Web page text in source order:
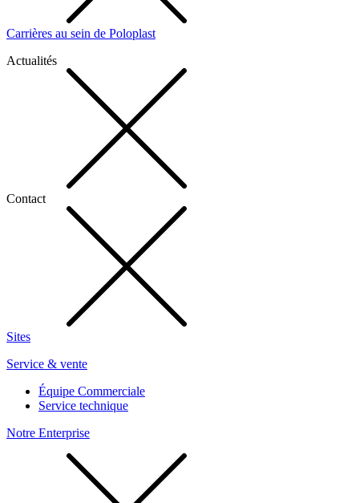
Carrières au sein de Poloplast
Actualités
Contact
Sites
Service & vente
Équipe Commerciale
Service technique
Notre Enterprise